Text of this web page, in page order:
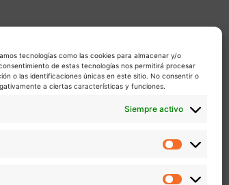
tecnologías como las cookies para almacenar y/o
de estas tecnologías nos permitirá procesar
o las identificaciones únicas en este sitio. No consentir o
a ciertas características y funciones.
Siempre activo